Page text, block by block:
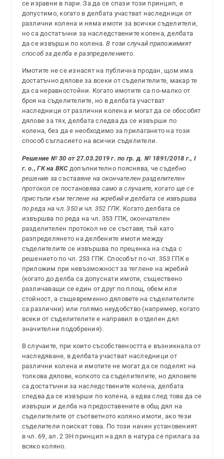
се изравни в пари. За да се спази този принцип, е
допустимо, когато в делбата участват наследници от
различни колена и няма имоти за всички съделители,
но са достатъчни за наследствените колена, делбата
да се извърши по колена. В този случай приложимият
способ за делба е разпределението.
Имотите не се изнасят на публична продан, щом има
достатъчно дялове за всеки от съделителите, макар те
да са неравностойни. Когато имотите са по-малко от
броя на съделителите, но в делбата участват
наследници от различни колена и могат да се обособят
дялове за тях, делбата следва да се извърши по
колена, без да е необходимо за прилагането на този
способ съгласието на всички съделители.
Решение № 30 от 27.03.2019 г. по гр. д. № 1891/2018 г., I
г. о., ГК на ВКС допълнително пояснява, чесъдебно
решение за съставяне на окончателен разделителен
протокол се постановява само в случаите, когато ще се
пристъпи към теглене на жребий и делбата се извършва
по реда на чл. 350 и чл. 352 ГПК. Когато делбата се
извършва по реда на чл. 353 ГПК, окончателен
разделителен протокол не се съставя, тъй като
разпределянето на делбените имоти между
съделителите се извършва по преценка на съда с
решението по чл. 253 ГПК. Способът по чл. 353 ГПК е
приложим при невъзможност за теглене на жребий
(когато до делба са допуснати имоти, съществено
различаващи се един от друг по площ, обем или
стойност, а същевременно дяловете на съделителите
са различни) или голямо неудобство (например, когато
всеки от съделителите е направил в отделен дял
значителни подобрения).
В случаите, при които съсобствеността е възникнала от
наследяване, в делбата участват наследници от
различни колена и имотите не могат да се поделят на
толкова дялове, колкото са съделителите, но дяловете
са достатъчни за наследствените колена, делбата
следва да се извърши по колена, а едва след това да се
извърши и делба на предоставените в общ дял на
съделителите от съответното коляно имоти, ако тези
съделители поискат това. По този начин установеният
в чл. 69, ал. 2 ЗН принцип на дял в натура се прилага за
всяко коляно.